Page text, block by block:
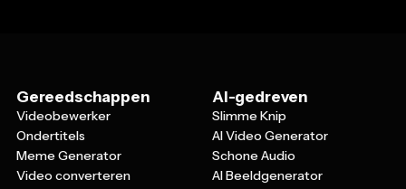
Gereedschappen
Videobewerker
Ondertitels
Meme Generator
Video converteren
AI-gedreven
Slimme Knip
AI Video Generator
Schone Audio
AI Beeldgenerator